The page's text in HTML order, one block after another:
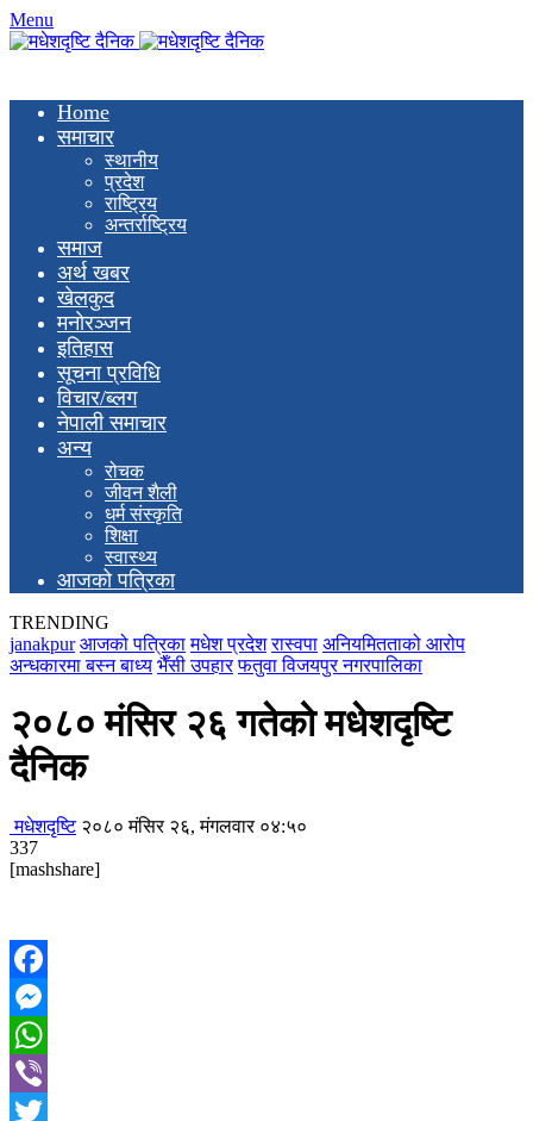
Menu
Home
समाचार
स्थानीय
प्रदेश
राष्ट्रिय
अन्तर्राष्ट्रिय
समाज
अर्थ खबर
खेलकुद
मनाेरञ्जन
इतिहास
सूचना प्रविधि
विचार/ब्लग
नेपाली समाचार
अन्य
रोचक
जीवन शैली
धर्म संस्कृति
शिक्षा
स्वास्थ्य
आजको पत्रिका
TRENDING
janakpur आजको पत्रिका मधेश प्रदेश रास्वपा अनियमितताको आरोप
अन्धकारमा बस्न बाध्य भैँसी उपहार फतुवा विजयपुर नगरपालिका
२०८० मंसिर २६ गतेको मधेशदृष्टि
दैनिक
मधेशदृष्टि २०८० मंसिर २६, मंगलवार ०४:५०
337
[mashshare]
Facebook
Messenger
WhatsApp
Viber